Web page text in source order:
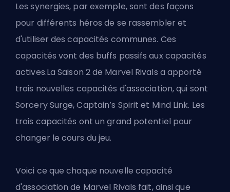
Les synergies, par exemple, sont des façons
pour différents héros de se rassembler et
d'utiliser des capacités communes. Ces
capacités vont des buffs passifs aux capacités
actives.La Saison 2 de Marvel Rivals a apporté
trois nouvelles capacités d'association, qui sont
Sorcery Surge, Captain’s Spirit et Mind Link. Les
trois capacités ont un grand potentiel pour
changer le cours du jeu.
Voici ce que chaque nouvelle capacité
d'association de Marvel Rivals fait, ainsi que